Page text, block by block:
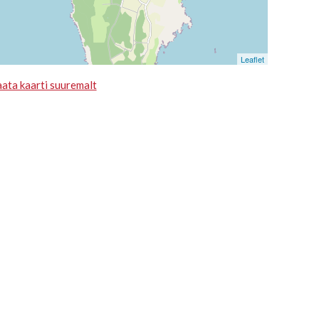
Leaflet
kaarti suuremalt